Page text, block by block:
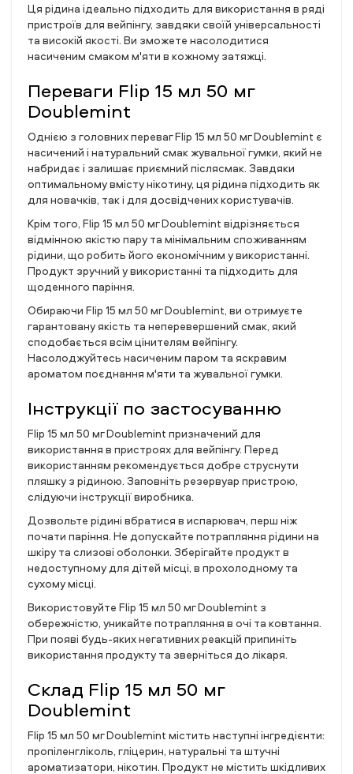
Ця рідина ідеально підходить для використання в ряді
пристроїв для вейпінгу, завдяки своїй універсальності
та високій якості. Ви зможете насолодитися
насиченим смаком м'яти в кожному затяжці.
Переваги Flip 15 мл 50 мг
Doublemint
Однією з головних переваг Flip 15 мл 50 мг Doublemint є
насичений і натуральний смак жувальної гумки, який не
набридає і залишає приємний післясмак. Завдяки
оптимальному вмісту нікотину, ця рідина підходить як
для новачків, так і для досвідчених користувачів.
Крім того, Flip 15 мл 50 мг Doublemint відрізняється
відмінною якістю пару та мінімальним споживанням
рідини, що робить його економічним у використанні.
Продукт зручний у використанні та підходить для
щоденного паріння.
Обираючи Flip 15 мл 50 мг Doublemint, ви отримуєте
гарантовану якість та неперевершений смак, який
сподобається всім цінителям вейпінгу.
Насолоджуйтесь насиченим паром та яскравим
ароматом поєднання м'яти та жувальної гумки.
Інструкції по застосуванню
Flip 15 мл 50 мг Doublemint призначений для
використання в пристроях для вейпінгу. Перед
використанням рекомендується добре струснути
пляшку з рідиною. Заповніть резервуар пристрою,
слідуючи інструкції виробника.
Дозвольте рідині вбратися в испарювач, перш ніж
почати паріння. Не допускайте потрапляння рідини на
шкіру та слизові оболонки. Зберігайте продукт в
недоступному для дітей місці, в прохолодному та
сухому місці.
Використовуйте Flip 15 мл 50 мг Doublemint з
обережністю, уникайте потрапляння в очі та ковтання.
При появі будь-яких негативних реакцій припиніть
використання продукту та зверніться до лікаря.
Склад Flip 15 мл 50 мг
Doublemint
Flip 15 мл 50 мг Doublemint містить наступні інгредієнти:
пропіленгліколь, гліцерин, натуральні та штучні
ароматизатори, нікотин. Продукт не містить шкідливих